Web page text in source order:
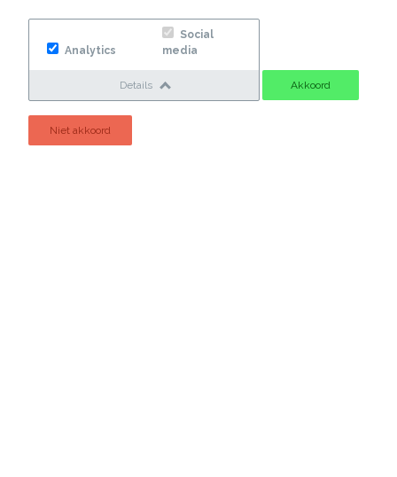
Huisnummer
Analytics
Social
media
Details Akkoord
Niet akkoord